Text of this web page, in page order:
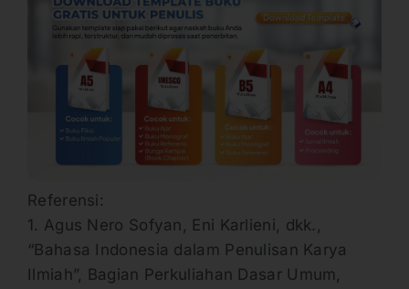
Referensi:
1. Agus Nero Sofyan, Eni Karlieni, dkk.,
“Bahasa Indonesia dalam Penulisan Karya
Ilmiah”, Bagian Perkuliahan Dasar Umum,